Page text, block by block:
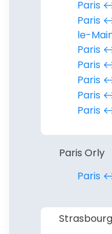
Paris
Paris
le-
Paris
Paris
Paris
Paris
Paris
Paris Orly
Paris
Strasbourg